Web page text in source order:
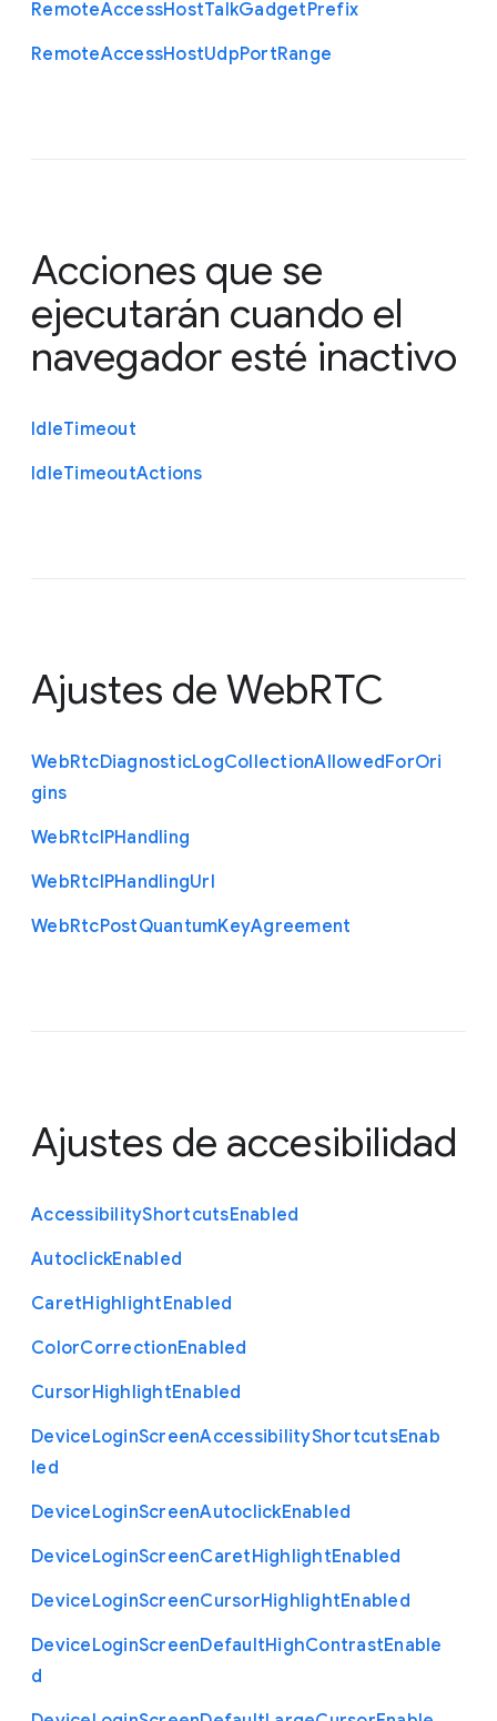
RemoteAccessHostTalkGadgetPrefix
RemoteAccessHostUdpPortRange
Acciones que se
ejecutarán cuando el
navegador esté inactivo
IdleTimeout
IdleTimeoutActions
Ajustes de WebRTC
WebRtcDiagnosticLogCollectionAllowedForOri
gins
WebRtcIPHandling
WebRtcIPHandlingUrl
WebRtcPostQuantumKeyAgreement
Ajustes de accesibilidad
AccessibilityShortcutsEnabled
AutoclickEnabled
CaretHighlightEnabled
ColorCorrectionEnabled
CursorHighlightEnabled
DeviceLoginScreenAccessibilityShortcutsEnab
led
DeviceLoginScreenAutoclickEnabled
DeviceLoginScreenCaretHighlightEnabled
DeviceLoginScreenCursorHighlightEnabled
DeviceLoginScreenDefaultHighContrastEnable
d